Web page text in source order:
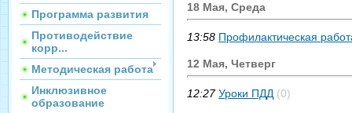
Программа развития
Противодействие
корр...
Методическая работа
Инклюзивное
образование
18 Мая, Среда
13:58 Профилактическая
12 Мая, Четверг
12:27 Уроки ПДД (0)